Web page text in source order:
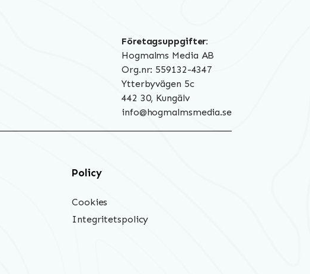
Företagsuppgifter:
Hogmalms Media AB
Org.nr: 559132-4347
Ytterbyvägen 5c
442 30, Kungälv
info@hogmalmsmedia.se
Policy
Cookies
Integritetspolicy